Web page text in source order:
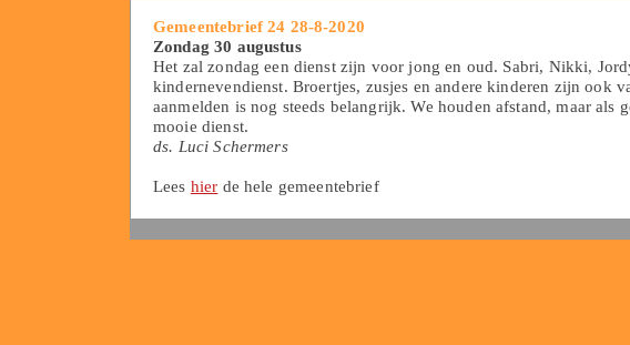
Gemeentebrief 24 28-8-2020
Zondag 30 augustus
Het zal zondag een dienst zijn voor jong en oud. Sabri, Nikki,
kindernevendienst. Broertjes, zusjes en andere kinderen zijn ook
aanmelden is nog steeds belangrijk. We houden afstand, maar
mooie dienst.
ds. Luci Schermers
Lees hier de hele gemeentebrief